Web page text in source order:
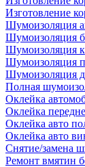
Изготовление
Шумоизоляция
Шумоизоляция
Шумоизоляция
Шумоизоляция
Шумоизоляция
Полная
Оклейка
Оклейка
Оклейка авто
Оклейка авто
Снятие/замена
Ремонт вмятин